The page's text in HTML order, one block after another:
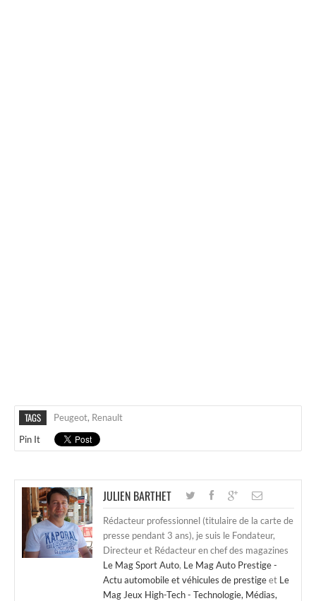
TAGS Peugeot, Renault
Pin It
JULIEN BARTHET
Rédacteur professionnel (titulaire de la carte de
presse pendant 3 ans), je suis le Fondateur,
Directeur et Rédacteur en chef des magazines
Le Mag Sport Auto, Le Mag Auto Prestige -
Actu automobile et véhicules de prestigeet Le
Mag Jeux High-Tech - Technologie, Médias,